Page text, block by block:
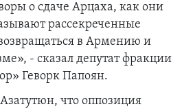
о сдаче Арцаха, как они
рассекреченные
в Армению и
- сказал депутат фракции
Геворк Папоян.
что оппозиция